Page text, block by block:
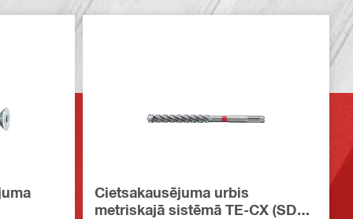
Cietsakausējuma urbis
metriskajā sistēmā TE-CX (SDS